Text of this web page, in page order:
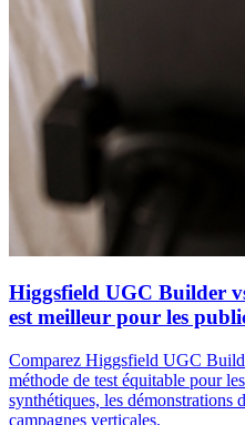
Higgsfield UGC Builder
est meilleur pour les
Comparez Higgsfield UGC
méthode de test équitable pour
synthétiques, les démonstrations
campagnes verticales.